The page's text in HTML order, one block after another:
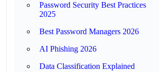
Password Security Best Practices
2025
Best Password Managers 2026
AI Phishing 2026
Data Classification Explained